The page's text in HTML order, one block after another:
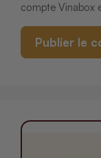
compte Vinabox